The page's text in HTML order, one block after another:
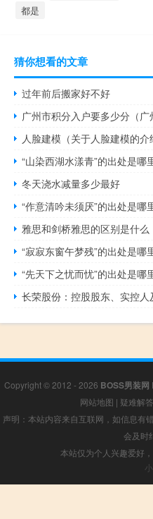
都是
猜你想看的文章
过年前后搬家好不好
广州市积分入户要多少分（广
人脸建模（关于人脸建模的介
“山染西湖水漾青”的出处是哪
冬天浇水减量多少最好
“作意清吟未须厌”的出处是哪
雅思和剑桥雅思的区别是什么
“寂寂东窗午梦残”的出处是哪
“先天下之忧而忧”的出处是哪
Copyright © 2012 - 2026 BOSS男装网
网站地图 | 疑难解答
声明：本站内容来自互联网，如信息有
会及时
本站仅为个人兴趣爱好